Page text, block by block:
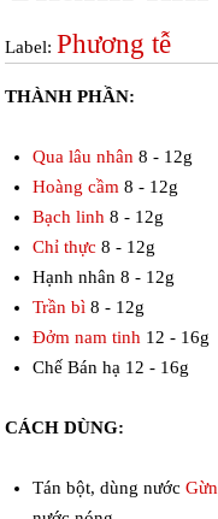
Label: Phương tễ
THÀNH PHẦN:
Qua lâu nhân 8 - 12g
Hoàng cầm 8 - 12g
Bạch linh 8 - 12g
Chỉ thực 8 - 12g
Hạnh nhân 8 - 12g
Trần bì 8 - 12g
Đởm nam tinh 12 - 16g
Chế Bán hạ 12 - 16g
CÁCH DÙNG:
Tán bột, dùng nước